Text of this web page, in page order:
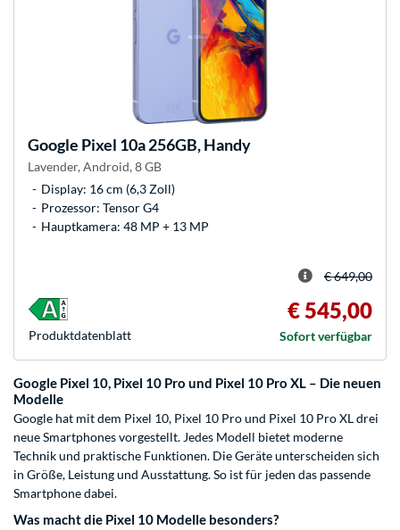
Google Pixel 10a 256GB, Handy
Lavender, Android, 8 GB
Display: 16 cm (6,3 Zoll)
Prozessor: Tensor G4
Hauptkamera: 48 MP + 13 MP
€ 649,00
€ 545,00
Sofort verfügbar
Produkt­datenblatt
Google Pixel 10, Pixel 10 Pro und Pixel 10 Pro XL – Die neuen
Modelle
Google hat mit dem Pixel 10, Pixel 10 Pro und Pixel 10 Pro XL drei
neue Smartphones vorgestellt. Jedes Modell bietet moderne
Technik und praktische Funktionen. Die Geräte unterscheiden sich
in Größe, Leistung und Ausstattung. So ist für jeden das passende
Smartphone dabei.
Was macht die Pixel 10 Modelle besonders?